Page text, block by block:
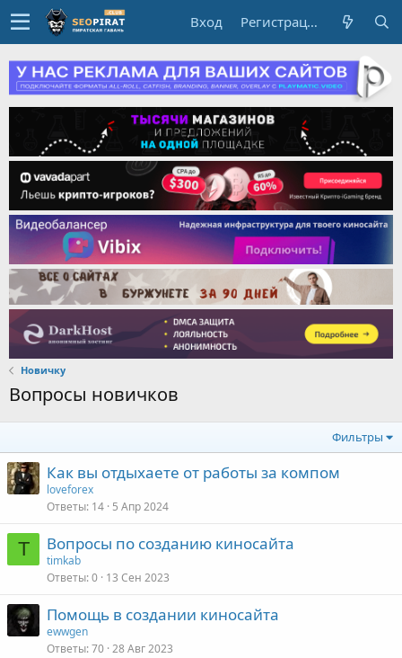
Вход Регистрация
Новичку
Вопросы новичков
Фильтры
Как вы отдыхаете от работы за компом
loveforex
Ответы 14 5 Апр 2024
T Вопросы по созданию киносайта
timkab
Ответы 0 13 Сен 2023
Помощь в создании киносайта
ewwgen
Ответы 70 28 Авг 2023